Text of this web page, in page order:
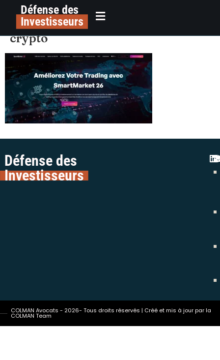
principalDéfense des
Investisseurs
alerte arnaque trading smart
market 26 colman avocats forex
crypto
Défense des
Investisseurs
COLMAN Avocats - 2026- Tous droits réservés | Créé et mis à jour par la
COLMAN Team